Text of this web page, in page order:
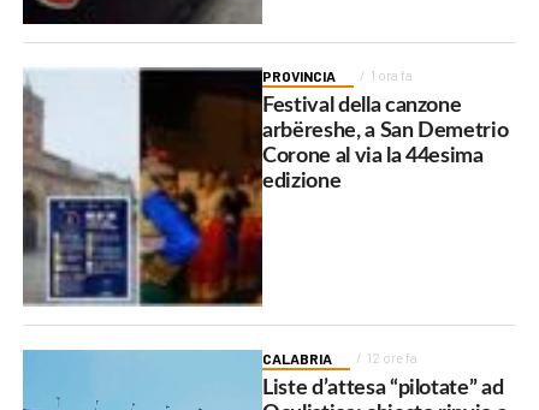
PROVINCIA 1 ora fa
Festival della canzone
arbëreshe, a San Demetrio
Corone al via la 44esima
edizione
CALABRIA 12 ore fa
Liste d’attesa “pilotate” ad